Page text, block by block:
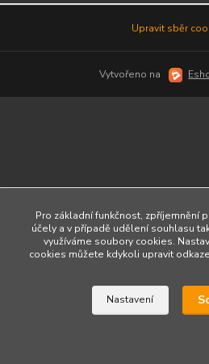
Upravit sběr
Vytvořeno na
Pro základní funkčnost, zpříjemnění
účely a v případě udělení souhlasu
využíváme soubory cookies.
cookies můžete kdykoli upravit
Nastavení